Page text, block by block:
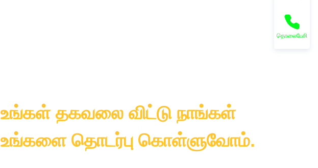
உங்கள் தகவலை விட்டு நாங்கள்
உங்களை தொடர்பு கொள்ளுவோம்.
தொலைபேசி